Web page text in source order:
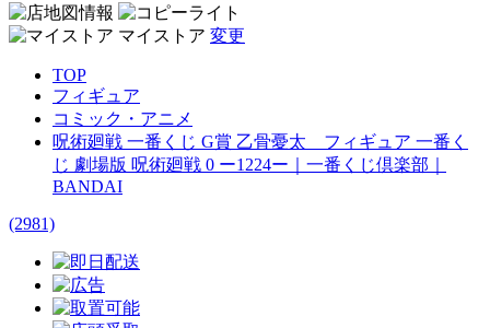
マイストア 変更
TOP
フィギュア
コミック・アニメ
呪術廻戦 一番くじ G賞 乙骨憂太 フィギュア 一番く
じ 劇場版 呪術廻戦 0 ー1224ー｜一番くじ倶楽部｜
BANDAI
(2981)